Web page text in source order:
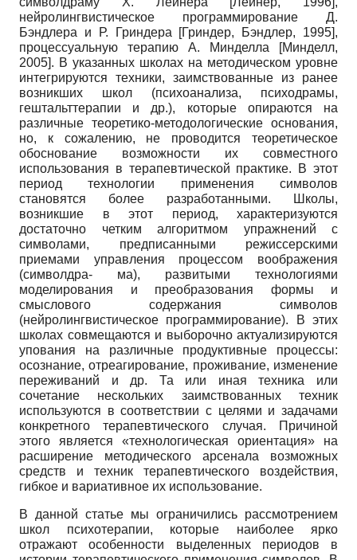
нейролингвистическое программирование Д.
Бэндлера и Р. Гриндера [Гриндер, Бэндлер, 1995],
процессуальную терапию А. Минделла [Минделл,
2005]. В указанных школах на методическом уровне
интегрируются техники, заимствованные из ранее
возникших школ (психоанализа, психодрамы,
гештальттерапии и др.), которые опираются на
различные теоретико-методологические основания,
но, к сожалению, не проводится теоретическое
обоснование возможности их совместного
использования в терапевтической практике. В этот
период технологии применения символов
становятся более разработанными. Школы,
возникшие в этот период, характеризуются
достаточно четким алгоритмом упражнений с
символами, предписанными режиссерскими
приемами управления процессом воображения
(символдра- ма), развитыми технологиями
моделирования и преобразования формы и
смыслового содержания символов
(нейролингвистическое программирование). В этих
школах совмещаются и выборочно актуализируются
упования на различные продуктивные процессы:
осознание, отреа­гирование, проживание, изменение
переживаний и др. Та или иная техника или
сочетание нескольких заимствованных техник
используются в соответствии с целями и задачами
конкретного терапевтического случая. Причиной
этого является «технологическая ориентация» на
расширение методического арсенала возможных
средств и техник терапевтического воздействия,
гибкое и вариативное их использование.
В данной статье мы ограничились рассмотрением
школ психотерапии, которые наиболее ярко
отражают особенности выделенных периодов в